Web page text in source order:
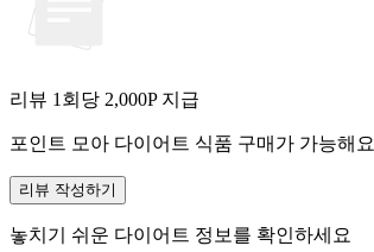
리뷰 1회당 2,000P 지급
포인트 모아 다이어트 식품 구매가 가능해요
리뷰 작성하기
놓치기 쉬운 다이어트 정보를 확인하세요